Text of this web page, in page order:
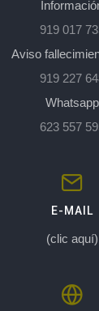
919 017
Aviso
919 227
Whatsapp
623 557
E-MAIL
(clic aquí)